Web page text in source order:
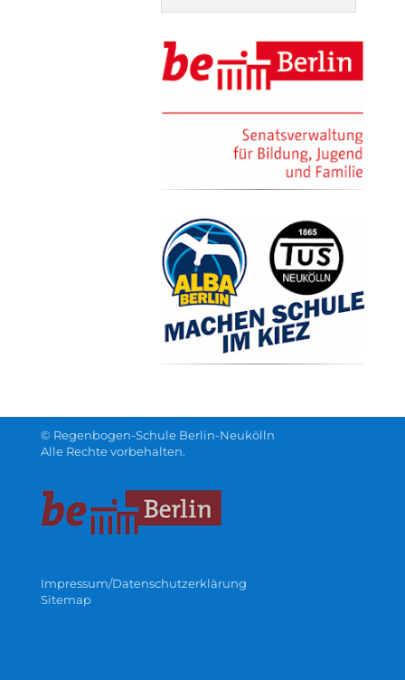
© Regenbogen-Schule Berlin-Neukölln
Alle Rechte vorbehalten.
Impressum/Datenschutzerklärung
Sitemap